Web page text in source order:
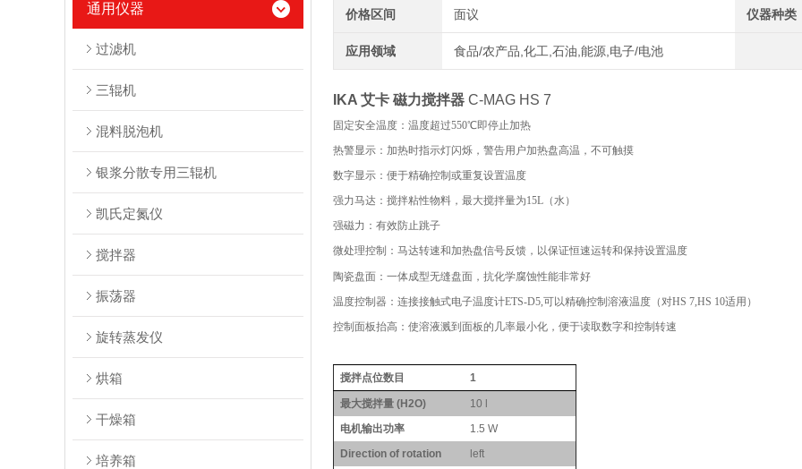
通用仪器
过滤机
三辊机
混料脱泡机
银浆分散专用三辊机
凯氏定氮仪
搅拌器
振荡器
旋转蒸发仪
烘箱
干燥箱
培养箱
价格区间 面议 仪器种类
应用领域 食品/农产品,化工,石油,能源,电子/电池
IKA 艾卡 磁力搅拌器 C-MAG HS 7
固定安全温度：温度超过550℃即停止加热
热警显示：加热时指示灯闪烁，警告用户加热盘高温，不可触摸
数字显示：便于精确控制或重复设置温度
强力马达：搅拌粘性物料，最大搅拌量为15L （水）
强磁力：有效防止跳子
微处理控制：马达转速和加热盘信号反馈，以保证恒速运转和保持设置温度
陶瓷盘面：一体成型无缝盘面，抗化学腐蚀性能非常好
温度控制器：连接接触式电子温度计ETS-D5,可以精确控制溶液温度（对HS 7,HS 10适用）
控制面板抬高：使溶液溅到面板的几率最小化，便于读取数字和控制转速
搅拌点位数目 1
最大搅拌量 (H2O)
10 l
电机输出功率
1.5 W
Direction of rotation
left